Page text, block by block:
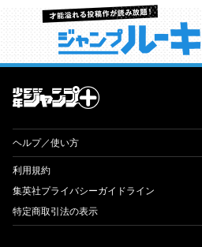
才能溢れる投稿作が読み放題
ヘルプ／使い方
利用規約
集英社プライバシーガイドライン
特定商取引法の表示